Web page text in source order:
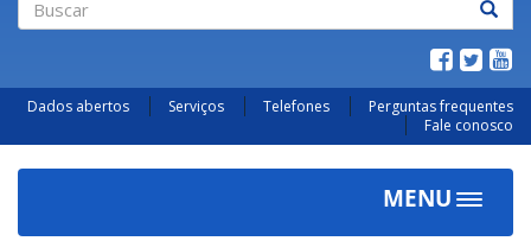
Dados abertos Serviços Telefones
Perguntas frequentes
Fale conosco
MENU
Toggle